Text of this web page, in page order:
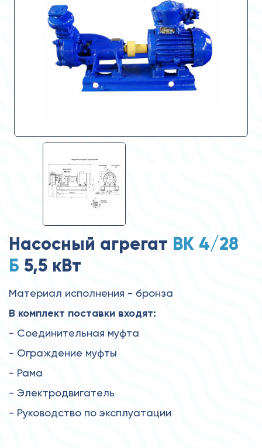
Насосный агрегат ВК 4/28
Б 5,5 кВт
Материал исполнения - бронза
В комплект поставки входят:
- Соединительная муфта
- Ограждение муфты
- Рама
- Электродвигатель
- Руководство по эксплуатации